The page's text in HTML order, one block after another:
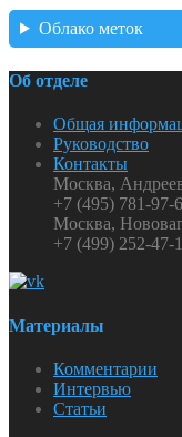
Облако меток
Об отделе
Общая
Руководство
Контакты
Москва,
+7 (495) 781-97-
Москва,
+7 (499) 252-47-
Материалы
Комментарии
Интервью
Статьи